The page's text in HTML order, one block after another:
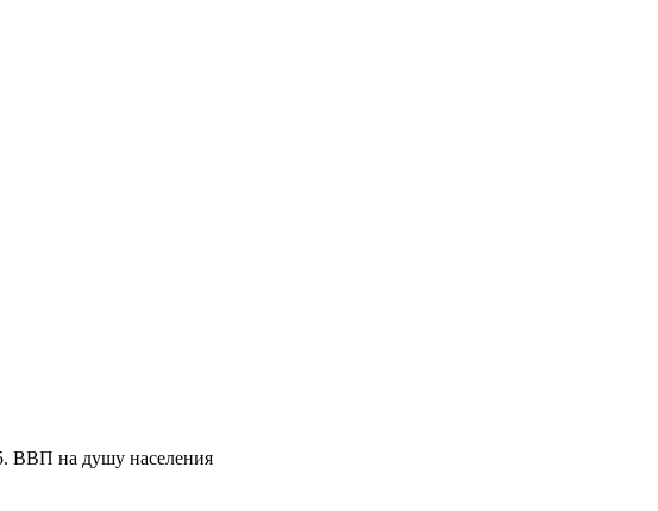
ВВП на душу населения